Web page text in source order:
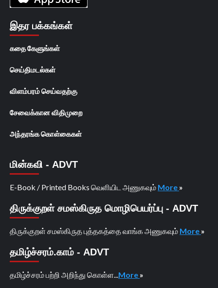
இதர பக்கங்கள்
கதை கேளுங்கள்
செய்திமடல்கள்
விளம்பரம் செய்வதற்கு
சேவைக்கான விதிமுறை
அந்தரங்க கொள்கைகள்
மின்கவி - ADVT
E-Book / Printed Books வெளியிட அணுகவும் More »
திருக்குறள் சமஸ்கிருத மொழிபெயர்ப்பு - ADVT
திருக்குறள் சமஸ்கிருத புத்தகத்தை வாங்க அணுகவும் More »
தமிழ்ச்சரம்.காம் - ADVT
தமிழ்ச்சரம் பற்றி அறிந்து கொள்ள... More »